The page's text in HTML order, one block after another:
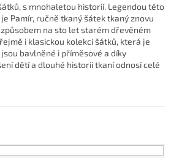
s mnohaletou historií. Legendou této
Pamír, ručně tkaný šátek tkaný znovu
na sto let starém dřevěném
i klasickou kolekci šátků, která je
bavlněné i příměsové a díky
dětí a dlouhé historii tkaní odnosí celé